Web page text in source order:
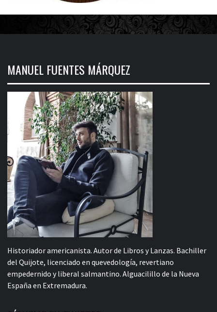
MANUEL FUENTES MÁRQUEZ
Historiador americanista. Autor de Libros y Lanzas. Bachiller
del Quijote, licenciado en quevedología, revertiano
empedernido y liberal salmantino. Alguacilillo de la Nueva
España en Extremadura.